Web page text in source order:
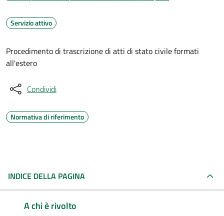
Servizio attivo
Procedimento di trascrizione di atti di stato civile formati
all'estero
Condividi
Normativa di riferimento
INDICE DELLA PAGINA
A chi è rivolto